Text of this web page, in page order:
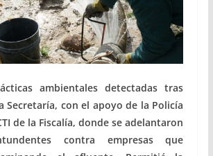
ambientales detectadas tras
Secretaría, con el apoyo de la Policía
de la Fiscalía, donde se adelantaron
contra empresas que